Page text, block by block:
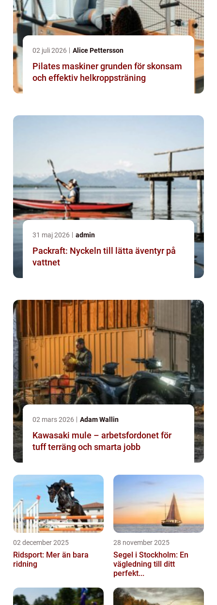
02 juli 2026 Alice Pettersson
Pilates maskiner grunden för skonsam
och effektiv helkroppsträning
31 maj 2026 admin
Packraft: Nyckeln till lätta äventyr på
vattnet
02 mars 2026 Adam Wallin
Kawasaki mule – arbetsfordonet för
tuff terräng och smarta jobb
02 december 2025
Ridsport: Mer än bara
ridning
28 november 2025
Segel i Stockholm: En
vägledning till ditt
perfekt...